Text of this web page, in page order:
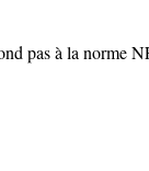
pas à la norme